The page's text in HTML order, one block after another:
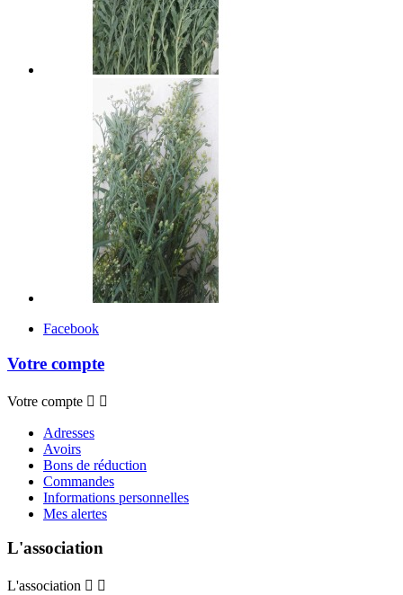
Facebook
Votre compte
Votre compte  
Adresses
Avoirs
Bons de réduction
Commandes
Informations personnelles
Mes alertes
L'association
L'association  